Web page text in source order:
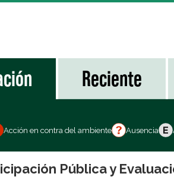
Reciente
Acción en contra del ambiente Ausencia
Pública y